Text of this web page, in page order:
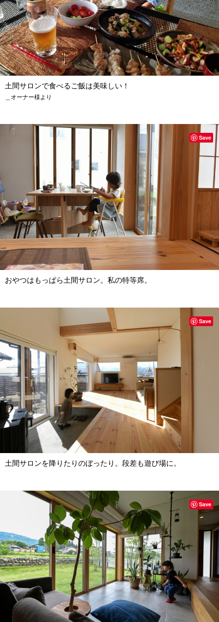
土間サロンで食べるご飯は美味しい！
＿オーナー様より
おやつはもっぱら土間サロン。私の特等席。
Save
土間サロンを降りたりのぼったり。段差も遊び場に。
Save
Save